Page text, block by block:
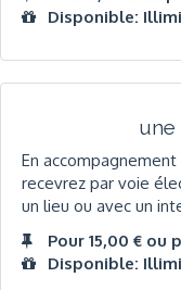
Disponible:
En
recevrez par voie
un lieu ou avec un
Pour 15,00 € ou
Disponible: